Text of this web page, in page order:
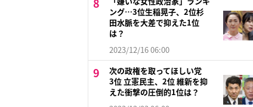
ング…3位生稲晃子、2位杉
田水脈を大差で抑えた1位
は？
2023/12/16 06:00
次の政権を取ってほしい党
3位 立憲民主、2位 維新を抑
えた衝撃の圧倒的1位は？